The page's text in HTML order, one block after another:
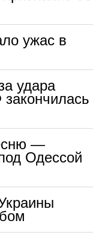
ужас в
удара
—
Одессой